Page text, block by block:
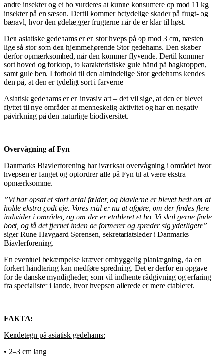
andre insekter og et bo vurderes at kunne konsumere op mod 11 kg
insekter på en sæson. Dertil kommer betydelige skader på frugt- og
bæravl, hvor den ødelægger frugterne når de er klar til høst.
Den asiatiske gedehams er en stor hveps på op mod 3 cm, næsten
lige så stor som den hjemmehørende Stor gedehams. Den skaber
derfor opmærksomhed, når den kommer flyvende. Dertil kommer
sort hoved og forkrop, to karakteristiske gule bånd på bagkroppen,
samt gule ben. I forhold til den almindelige Stor gedehams kendes
den på, at den er tydeligt sort i farverne.
Asiatisk gedehams er en invasiv art – det vil sige, at den er blevet
flyttet til nye områder af menneskelig aktivitet og har en negativ
påvirkning på den naturlige biodiversitet.
Overvågning af Fyn
Danmarks Biavlerforening har iværksat overvågning i området hvor
hvepsen er fanget og opfordrer alle på Fyn til at være ekstra
opmærksomme.
”Vi har opsat et stort antal fælder, og biavlerne er blevet bedt om at
holde ekstra godt øje. Vores mål er nu at afgøre, om der findes flere
individer i området, og om der er etableret et bo. Vi skal gerne finde
boet, og få det fjernet inden de formerer og spreder sig yderligere”
siger Rune Havgaard Sørensen, sekretariatsleder i Danmarks
Biavlerforening.
En eventuel bekæmpelse kræver omhyggelig planlægning, da en
forkert håndtering kan medføre spredning. Det er derfor en opgave
for de danske myndigheder, som vil indhente rådgivning og erfaring
fra specialister i lande, hvor hvepsen allerede er mere etableret.
FAKTA:
Kendetegn på asiatisk gedehams:
• 2–3 cm lang